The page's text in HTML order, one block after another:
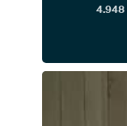
4.948